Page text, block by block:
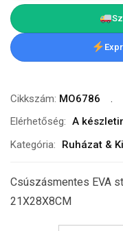
Cikkszám: MO6786
Elérhetőség: A
Kategória:
Ruházat &
Csúszásmentes EVA
21X28X8CM